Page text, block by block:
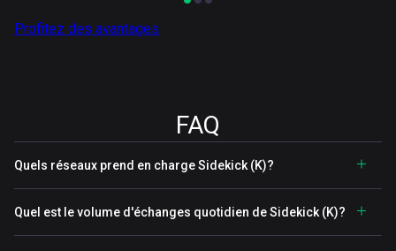
Profitez des avantages
FAQ
Quels réseaux prend en charge Sidekick (K)?
Quel est le volume d'échanges quotidien de Sidekick (K)?